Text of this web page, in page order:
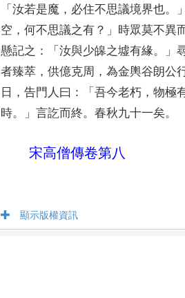
「汝若是魔 ， 必住不思議境界也。
空 ，何不思議之有 ？」 時眾莫不異
懸記之 ：「汝與少皞之墟有緣。」
者臻萃 ，供億克周 ，為金輿谷朗公
日 ，告門人曰 ：「吾今老朽 ，物極
時。」言訖而終。春秋九十一矣。
宋高僧傳卷第八
顯示版權資訊